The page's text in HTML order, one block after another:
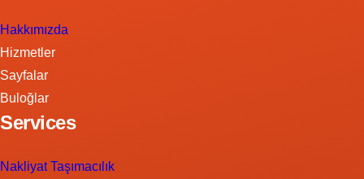
Hakkımızda
Hizmetler
Sayfalar
Buloğlar
Services
Nakliyat Taşımacılık